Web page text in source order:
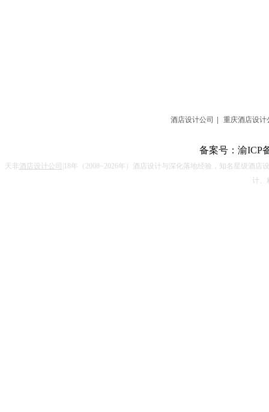
酒店设计公司 重庆酒店设计
备案号： 渝ICP
天非酒店设计公司 |18 年（ 2008~2026年）酒店设计与深化落地经验，知名星级酒店
计、